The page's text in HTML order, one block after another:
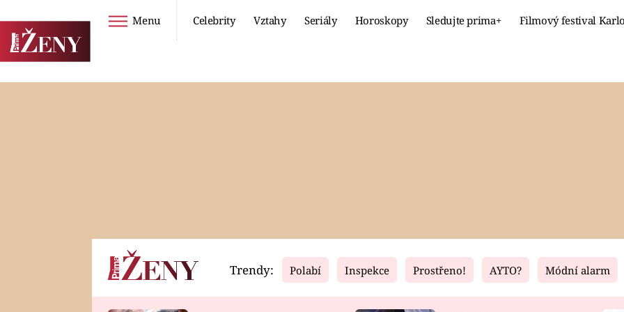
Menu Celebrity Vztahy Seriály Horoskopy Sledujte prima+ Filmový festival
Horoskopy Video Fresh Living
Trendy: Polabí Inspekce Prostřeno! AYTO? Módní alarm